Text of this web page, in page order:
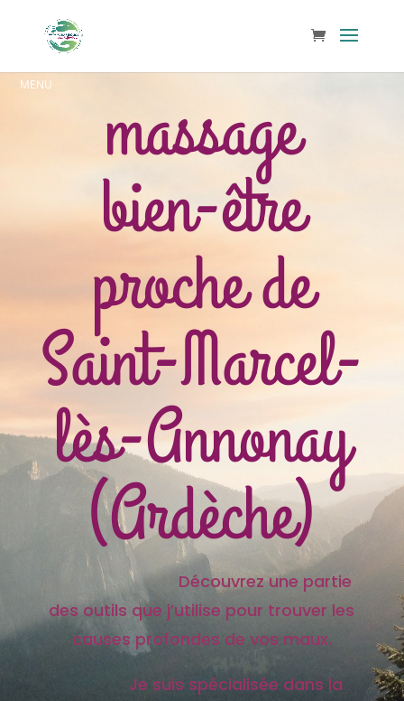
massage
bien-être
proche de
Saint-Marcel-
lès-Annonay
(Ardèche)
Découvrez une partie
des outils que j’utilise pour trouver les
causes profondes de vos maux.
Je suis spécialisée dans la